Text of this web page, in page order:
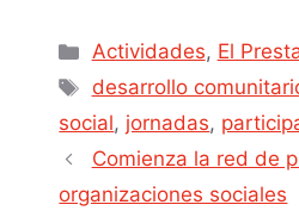
Actividades, El
desarrollo
social, jornadas,
Comienza la red de
organizaciones sociales